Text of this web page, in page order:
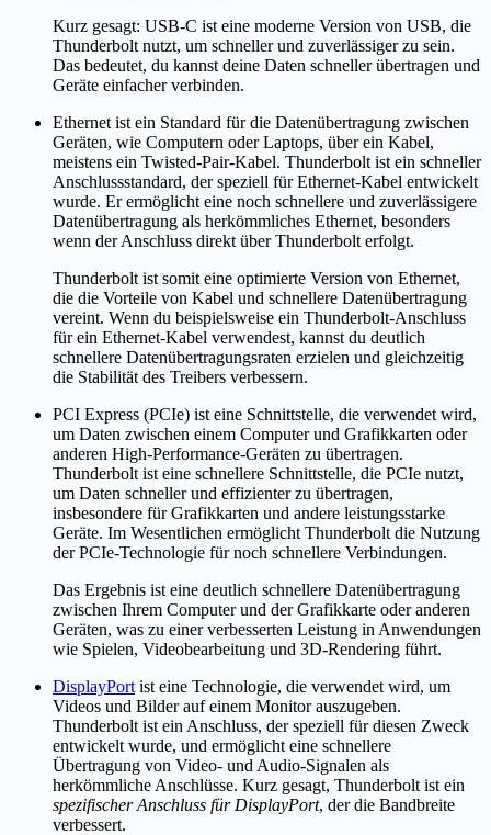
Kurz gesagt: USB-C ist eine moderne Version von USB, die
Thunderbolt nutzt, um schneller und zuverlässiger zu sein.
Das bedeutet, du kannst deine Daten schneller übertragen und
Geräte einfacher verbinden.
Ethernet ist ein Standard für die Datenübertragung zwischen
Geräten, wie Computern oder Laptops, über ein Kabel,
meistens ein Twisted-Pair-Kabel. Thunderbolt ist ein schneller
Anschlussstandard, der speziell für Ethernet-Kabel entwickelt
wurde. Er ermöglicht eine noch schnellere und zuverlässigere
Datenübertragung als herkömmliches Ethernet, besonders
wenn der Anschluss direkt über Thunderbolt erfolgt.
Thunderbolt ist somit eine optimierte Version von Ethernet,
die die Vorteile von Kabel und schnellere Datenübertragung
vereint. Wenn du beispielsweise ein Thunderbolt-Anschluss
für ein Ethernet-Kabel verwendest, kannst du deutlich
schnellere Datenübertragungsraten erzielen und gleichzeitig
die Stabilität des Treibers verbessern.
PCI Express (PCIe) ist eine Schnittstelle, die verwendet wird,
um Daten zwischen einem Computer und Grafikkarten oder
anderen High-Performance-Geräten zu übertragen.
Thunderbolt ist eine schnellere Schnittstelle, die PCIe nutzt,
um Daten schneller und effizienter zu übertragen,
insbesondere für Grafikkarten und andere leistungsstarke
Geräte. Im Wesentlichen ermöglicht Thunderbolt die Nutzung
der PCIe-Technologie für noch schnellere Verbindungen.
Das Ergebnis ist eine deutlich schnellere Datenübertragung
zwischen Ihrem Computer und der Grafikkarte oder anderen
Geräten, was zu einer verbesserten Leistung in Anwendungen
wie Spielen, Videobearbeitung und 3D-Rendering führt.
DisplayPort ist eine Technologie, die verwendet wird, um
Videos und Bilder auf einem Monitor auszugeben.
Thunderbolt ist ein Anschluss, der speziell für diesen Zweck
entwickelt wurde, und ermöglicht eine schnellere
Übertragung von Video- und Audio-Signalen als
herkömmliche Anschlüsse. Kurz gesagt, Thunderbolt ist ein
spezifischer Anschluss für DisplayPort, der die Bandbreite
verbessert.